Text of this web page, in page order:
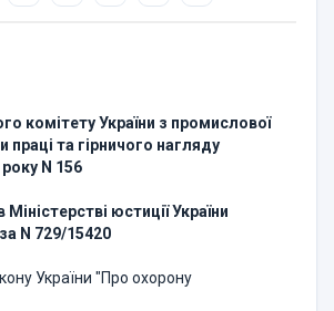
комітету України з промислової
праці та гірничого нагляду
N 156
юстиції України
N 729/15420
України "Про охорону